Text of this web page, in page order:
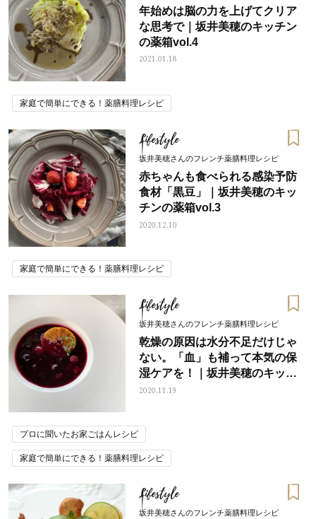
年始めは脳の力を上げてクリア
な思考で｜坂井美穂のキッチン
の薬箱vol.4
2021.01.18
家庭で簡単にできる！薬膳料理レシピ
Lifestyle
坂井美穂さんのフレンチ薬膳料理レシピ
赤ちゃんも食べられる感染予防
食材「黒豆」｜坂井美穂のキッ
チンの薬箱vol.3
2020.12.10
家庭で簡単にできる！薬膳料理レシピ
Lifestyle
坂井美穂さんのフレンチ薬膳料理レシピ
乾燥の原因は水分不足だけじゃ
ない。「血」も補って本気の保
湿ケアを！｜坂井美穂のキッチ
ンの薬箱 vol.2
2020.11.19
プロに聞いたお家ごはんレシピ
家庭で簡単にできる！薬膳料理レシピ
Lifestyle
坂井美穂さんのフレンチ薬膳料理レシピ